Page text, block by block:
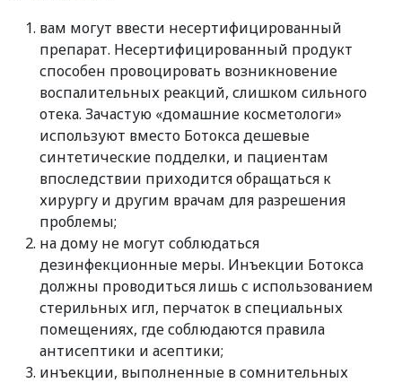
вам могут ввести несертифицированный
препарат. Несертифицированный продукт
способен провоцировать возникновение
воспалительных реакций, слишком сильного
отека. Зачастую «домашние косметологи»
используют вместо Ботокса дешевые
синтетические подделки, и пациентам
впоследствии приходится обращаться к
хирургу и другим врачам для разрешения
проблемы;
на дому не могут соблюдаться
дезинфекционные меры. Инъекции Ботокса
должны проводиться лишь с использованием
стерильных игл, перчаток в специальных
помещениях, где соблюдаются правила
антисептики и асептики;
инъекции, выполненные в сомнительных